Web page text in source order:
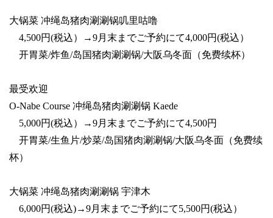
大锅菜 冲绳岛猪肉涮涮锅叽里咕噜
4,500円(税込）→9月末までご予約にて4,000円(税込）
开胃菜/炸鱼/岛国猪肉涮涮锅/大阪乌冬面（免费续杯）
最受欢迎
O-Nabe Course 冲绳岛猪肉涮涮锅 Kaede
5,000円(税込）→9月末までご予約にて4,500円
开胃菜/生鱼片/炒菜/岛国猪肉涮涮锅/大阪乌冬面（免费续
杯）
大锅菜 冲绳岛猪肉涮涮锅 宇津木
6,000円(税込)→9月末までご予約にて5,500円(税込）